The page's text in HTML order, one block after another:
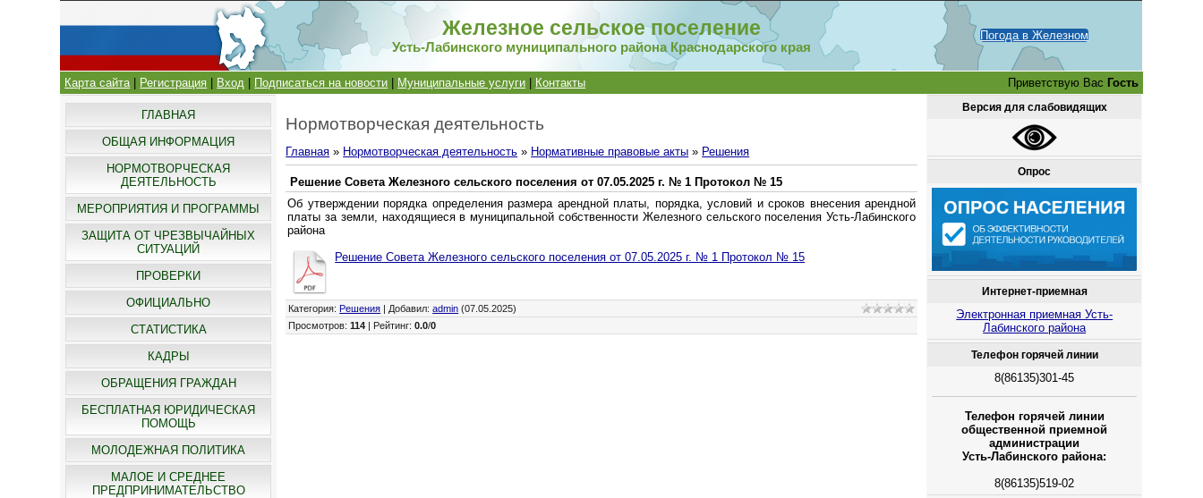
Железное сельское поселение
Усть-Лабинского муниципального района Краснодарского края
Погода в Железном
Карта сайта| Регистрация Вход Подписаться на новости Муниципальные услуги Контакты Приветствую Вас Гость
ГЛАВНАЯ
ОБЩАЯ ИНФОРМАЦИЯ
НОРМОТВОРЧЕСКАЯ
ДЕЯТЕЛЬНОСТЬ
МЕРОПРИЯТИЯ И ПРОГРАММЫ
ЗАЩИТА ОТ ЧРЕЗВЫЧАЙНЫХ
СИТУАЦИЙ
ПРОВЕРКИ
ОФИЦИАЛЬНО
СТАТИСТИКА
КАДРЫ
ОБРАЩЕНИЯ ГРАЖДАН
БЕСПЛАТНАЯ ЮРИДИЧЕСКАЯ
ПОМОЩЬ
МОЛОДЕЖНАЯ ПОЛИТИКА
МАЛОЕ И СРЕДНЕЕ
ПРЕДПРИНИМАТЕЛЬСТВО
Нормотворческая деятельность
Главная » Нормотворческая деятельность » Нормативные правовые акты » Решения
Решение Совета Железного сельского поселения от 07.05.2025 г. № 1 Протокол № 15
Об утверждении порядка определения размера арендной платы, порядка, условий и сроков внесения арендной
платы за земли, находящиеся в муниципальной собственности Железного сельского поселения Усть-Лабинского
района
Решение Совета Железного сельского поселения от 07.05.2025 г. № 1 Протокол № 15
Категория: Решения Добавил:admin (07.05.2025)
Просмотров:114 Рейтинг:0.0/0
Версия для слабовидящих
Опрос
Интернет-приемная
Электронная приемная Усть-
Лабинского района
Телефон горячей линии
8(86135)301-45
Телефон горячей линии
общественной приемной
администрации
Усть-Лабинского района:
8(86135)519-02